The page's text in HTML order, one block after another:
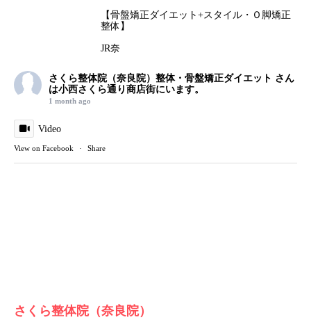
【骨盤矯正ダイエット+スタイル・Ｏ脚矯正
整体】
JR奈
さくら整体院（奈良院）整体・骨盤矯正ダイエット さん
は小西さくら通り商店街にいます。
1 month ago
Video
View on Facebook · Share
さくら整体院（奈良院）